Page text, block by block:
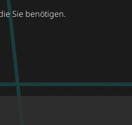
Sie benötigen.